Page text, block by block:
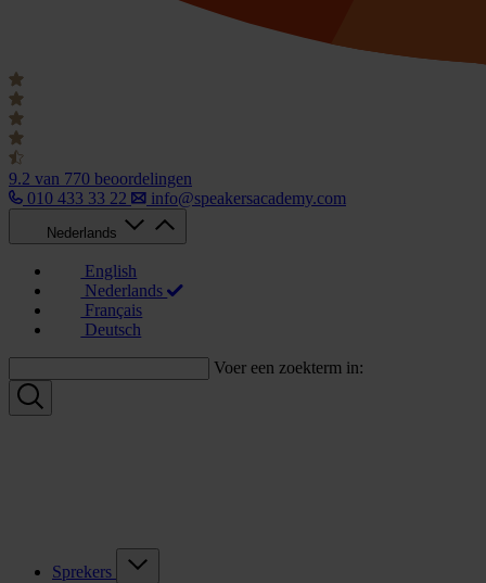
9.2 van 770 beoordelingen
010 433 33 22
info@speakersacademy.com
Nederlands
English
Nederlands
Français
Deutsch
Voer een zoekterm in:
Sprekers